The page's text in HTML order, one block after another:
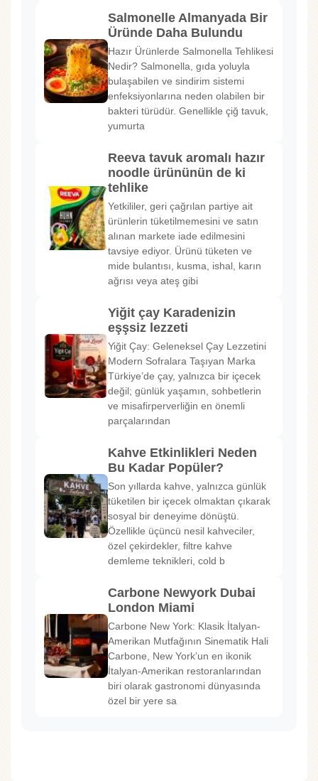
Salmonelle Almanyada Bir
Üründe Daha Bulundu
Hazır Ürünlerde Salmonella Tehlikesi
Nedir? Salmonella, gıda yoluyla
bulaşabilen ve sindirim sistemi
enfeksiyonlarına neden olabilen bir
bakteri türüdür. Genellikle çiğ tavuk,
yumurta
Reeva tavuk aromalı hazır
noodle ürününün de ki
tehlike
Yetkililer, geri çağrılan partiye ait
ürünlerin tüketilmemesini ve satın
alınan markete iade edilmesini
tavsiye ediyor. Ürünü tüketen ve
mide bulantısı, kusma, ishal, karın
ağrısı veya ateş gibi
Yiğit çay Karadenizin
eşşsiz lezzeti
Yiğit Çay: Geleneksel Çay Lezzetini
Modern Sofralara Taşıyan Marka
Türkiye’de çay, yalnızca bir içecek
değil; günlük yaşamın, sohbetlerin
ve misafirperverliğin en önemli
parçalarından
Kahve Etkinlikleri Neden
Bu Kadar Popüler?
Son yıllarda kahve, yalnızca günlük
tüketilen bir içecek olmaktan çıkarak
sosyal bir deneyime dönüştü.
Özellikle üçüncü nesil kahveciler,
özel çekirdekler, filtre kahve
demleme teknikleri, cold b
Carbone Newyork Dubai
London Miami
Carbone New York: Klasik İtalyan-
Amerikan Mutfağının Sinematik Hali
Carbone, New York’un en ikonik
İtalyan-Amerikan restoranlarından
biri olarak gastronomi dünyasında
özel bir yere sa